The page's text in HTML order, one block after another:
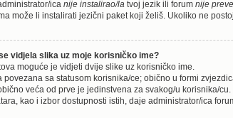
ica nije instalirao/la tvoj jezik ili forum nije
može li instalirati jezični paket koji želiš. Ukoliko ne
vidjela slika uz moje korisničko ime?
moguće je vidjeti dvije slike uz korisničko ime.
sa statusom korisnika/ce; obično u formi
veća od prve je jedinstvena za svakog/u korisnika/cu.
kao i izbor dostupnosti istih, daje administrator/ica